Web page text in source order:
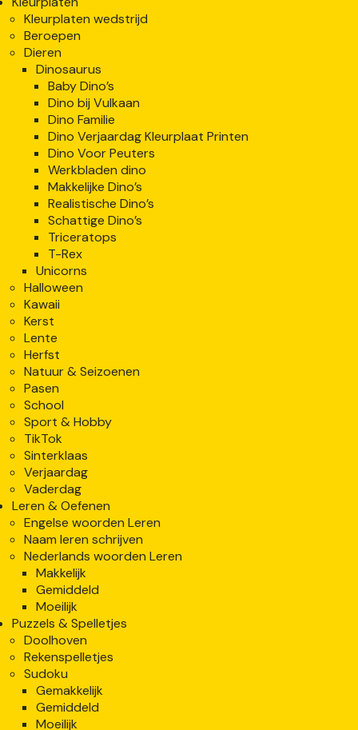
Kleurplaten wedstrijd
Beroepen
Dieren
Dinosaurus
Baby Dino’s
Dino bij Vulkaan
Dino Familie
Dino Verjaardag Kleurplaat Printen
Dino Voor Peuters
Werkbladen dino
Makkelijke Dino’s
Realistische Dino’s
Schattige Dino’s
Triceratops
T-Rex
Unicorns
Halloween
Kawaii
Kerst
Lente
Herfst
Natuur & Seizoenen
Pasen
School
Sport & Hobby
TikTok
Sinterklaas
Verjaardag
Vaderdag
Leren & Oefenen
Engelse woorden Leren
Naam leren schrijven
Nederlands woorden Leren
Makkelijk
Gemiddeld
Moeilijk
Puzzels & Spelletjes
Doolhoven
Rekenspelletjes
Sudoku
Gemakkelijk
Gemiddeld
Moeilijk